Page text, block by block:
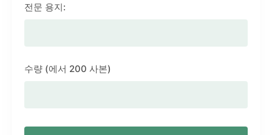
전문 용지:
수량 (에서 200 사본)